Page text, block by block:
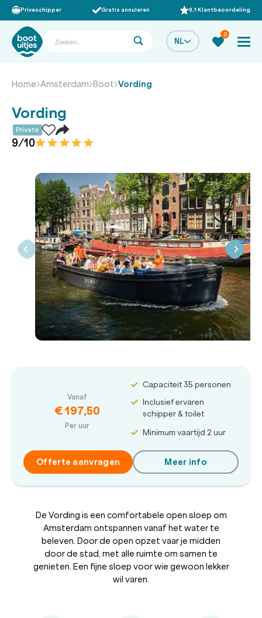
Privéschipper Gratis annuleren 9,1 Klantbeoordeling
NL
0
Home Amsterdam Boot Vording
Vording
Private
9/10
Vanaf
€ 197,50
Per uur
Capaciteit 35 personen
Inclusief ervaren
schipper & toilet
Minimum vaartijd 2 uur
Offerte aanvragen Meer info
De Vording is een comfortabele open sloep om
Amsterdam ontspannen vanaf het water te
beleven. Door de open opzet vaar je midden
door de stad, met alle ruimte om samen te
genieten. Een fijne sloep voor wie gewoon lekker
wil varen.